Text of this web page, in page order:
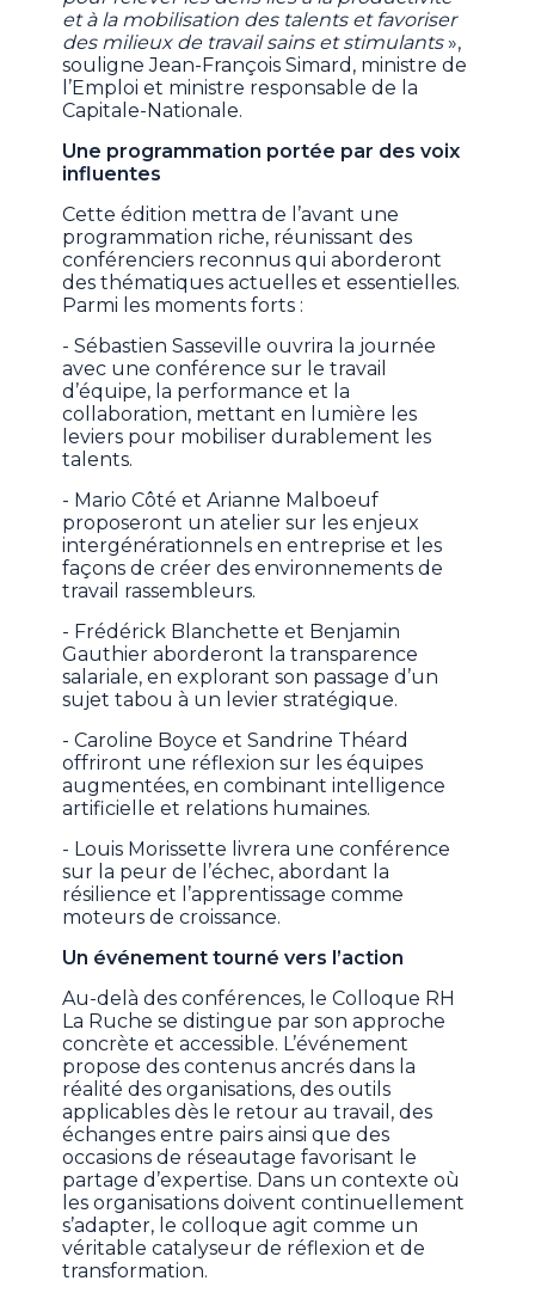
et à la mobilisation des talents et favoriser
des milieux de travail sains et stimulants»,
souligne Jean-François Simard, ministre de
l’Emploi et ministre responsable de la
Capitale-Nationale.
Une programmation portée par des voix
influentes
Cette édition mettra de l’avant une
programmation riche, réunissant des
conférenciers reconnus qui aborderont
des thématiques actuelles et essentielles.
Parmi les moments forts :
- Sébastien Sasseville ouvrira la journée
avec une conférence sur le travail
d’équipe, la performance et la
collaboration, mettant en lumière les
leviers pour mobiliser durablement les
talents.
- Mario Côté et Arianne Malboeuf
proposeront un atelier sur les enjeux
intergénérationnels en entreprise et les
façons de créer des environnements de
travail rassembleurs.
- Frédérick Blanchette et Benjamin
Gauthier aborderont la transparence
salariale, en explorant son passage d’un
sujet tabou à un levier stratégique.
- Caroline Boyce et Sandrine Théard
offriront une réflexion sur les équipes
augmentées, en combinant intelligence
artificielle et relations humaines.
- Louis Morissette livrera une conférence
sur la peur de l’échec, abordant la
résilience et l’apprentissage comme
moteurs de croissance.
Un événement tourné vers l’action
Au-delà des conférences, le Colloque RH
La Ruche se distingue par son approche
concrète et accessible. L’événement
propose des contenus ancrés dans la
réalité des organisations, des outils
applicables dès le retour au travail, des
échanges entre pairs ainsi que des
occasions de réseautage favorisant le
partage d’expertise. Dans un contexte où
les organisations doivent continuellement
s’adapter, le colloque agit comme un
véritable catalyseur de réflexion et de
transformation.